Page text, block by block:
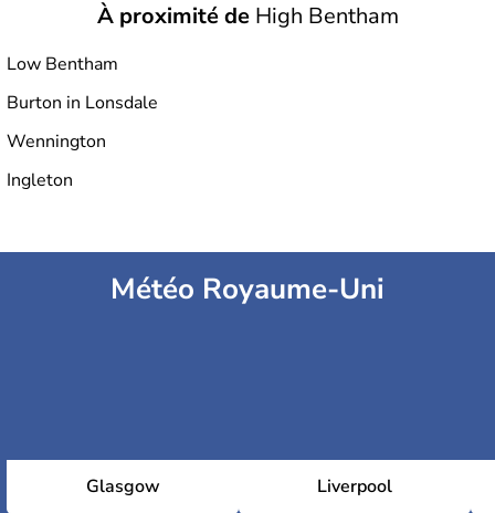
À proximité deHigh Bentham
Low Bentham
Burton in Lonsdale
Wennington
Ingleton
Météo Royaume-Uni
Glasgow Liverpool